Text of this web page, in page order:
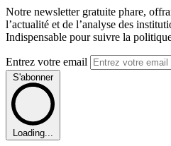
Notre newsletter gratuite phare,
l’actualité et de l’analyse des
Indispensable pour suivre la
Entrez votre email
S'abonner
Loading...